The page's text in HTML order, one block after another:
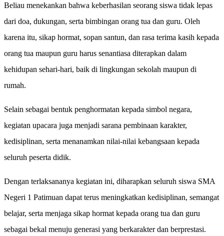
Beliau menekankan bahwa keberhasilan seorang siswa tidak lepas
dari doa, dukungan, serta bimbingan orang tua dan guru. Oleh
karena itu, sikap hormat, sopan santun, dan rasa terima kasih kepada
orang tua maupun guru harus senantiasa diterapkan dalam
kehidupan sehari-hari, baik di lingkungan sekolah maupun di
rumah.
Selain sebagai bentuk penghormatan kepada simbol negara,
kegiatan upacara juga menjadi sarana pembinaan karakter,
kedisiplinan, serta menanamkan nilai-nilai kebangsaan kepada
seluruh peserta didik.
Dengan terlaksananya kegiatan ini, diharapkan seluruh siswa SMA
Negeri 1 Patimuan dapat terus meningkatkan kedisiplinan, semangat
belajar, serta menjaga sikap hormat kepada orang tua dan guru
sebagai bekal menuju generasi yang berkarakter dan berprestasi.